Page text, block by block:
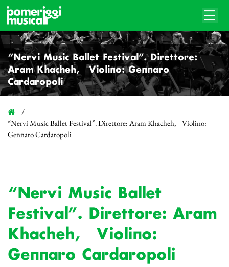
“Nervi Music Ballet Festival”. Direttore:
Aram Khacheh, Violino: Gennaro
Cardaropoli
“Nervi Music Ballet Festival”. Direttore: Aram Khacheh, Violino:
Gennaro Cardaropoli
“Nervi Music Ballet
Festival”. Direttore: Aram
Khacheh, Violino:
Gennaro Cardaropoli